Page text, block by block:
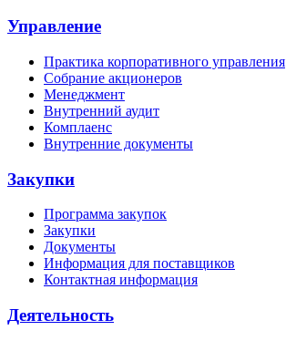
Управление
Практика корпоративного управления
Собрание акционеров
Менеджмент
Внутренний аудит
Комплаенс
Внутренние документы
Закупки
Программа закупок
Закупки
Документы
Информация для поставщиков
Контактная информация
Деятельность